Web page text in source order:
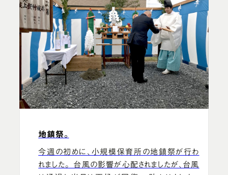
地鎮祭。
今週の初めに、小規模保育所の地鎮祭が行わ
れました。 台風の影響が心配されましたが、台風